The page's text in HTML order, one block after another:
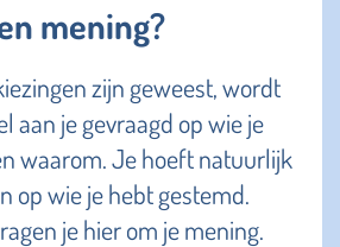
mening?
zijn geweest, wordt
aan je gevraagd op wie je
waarom. Je hoeft natuurlijk
op wie je hebt gestemd.
je hier om je mening.